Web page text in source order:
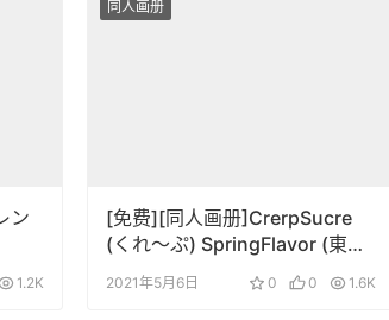
ン
1.2K
同人画册
[免费][同人画册]CrerpSucre
(くれ～ぷ) SpringFlavor (東方
Project)
2021年5月6日 0 0 1.6K